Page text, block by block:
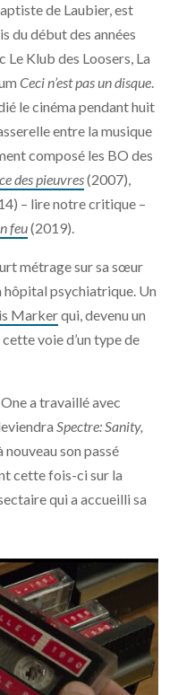
de Laubier, est
du début des années
Klub des Loosers, La
Ceci n’est pas un disque.
le cinéma pendant huit
entre la musique
composé les BO des
des pieuvres(2007),
– lire notre critique –
feu(2019).
métrage sur sa sœur
hôpital psychiatrique. Un
Markerqui, devenu un
voie d’un type de
a travaillé avec
Spectre: Sanity,
nouveau son passé
cette fois-ci sur la
qui a accueilli sa